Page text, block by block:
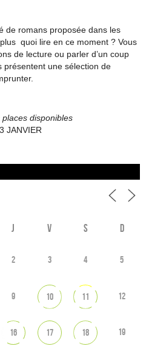
de romans proposée dans les
quoi lire en ce moment ? Vous
de lecture ou parler d’un coup
présentent une sélection de
disponibles
JANVIER
J V S D
2 3 4 5
9 10 11 12
16 17 18 19